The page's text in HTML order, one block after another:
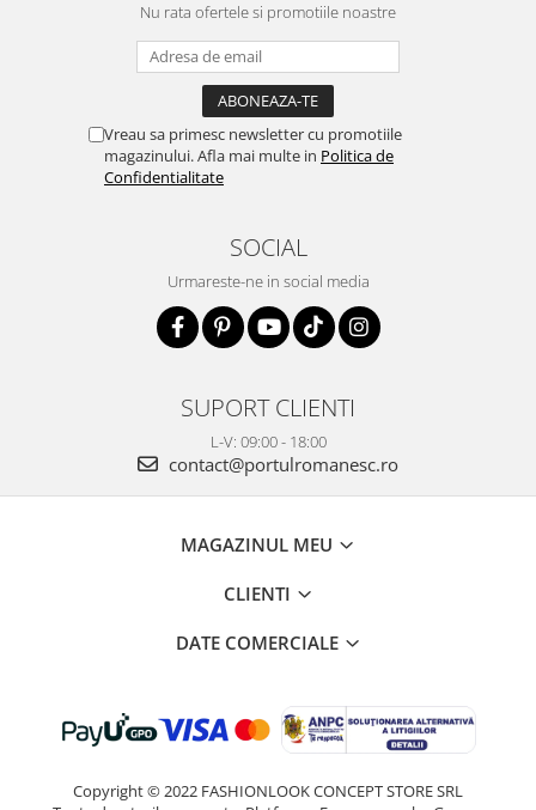
Nu rata ofertele si promotiile noastre
Vreau sa primesc newsletter cu promotiile
magazinului. Afla mai multe in Politica de
Confidentialitate
SOCIAL
Urmareste-ne in social media
SUPORT CLIENTI
L-V: 09:00 - 18:00
contact@portulromanesc.ro
MAGAZINUL MEU
CLIENTI
DATE COMERCIALE
Copyright © 2022 FASHIONLOOK CONCEPT STORE SRL